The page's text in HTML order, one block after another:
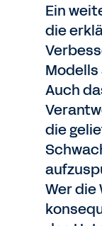
Ein
die
Modells
Auch
die
Wer die